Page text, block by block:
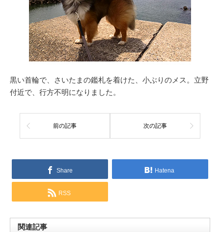
黒い首輪で、さいたまの鑑札を着けた、小ぶりのメス。立野
付近で、行方不明になりました。
前の記事 次の記事
Share Hatena
RSS
関連記事